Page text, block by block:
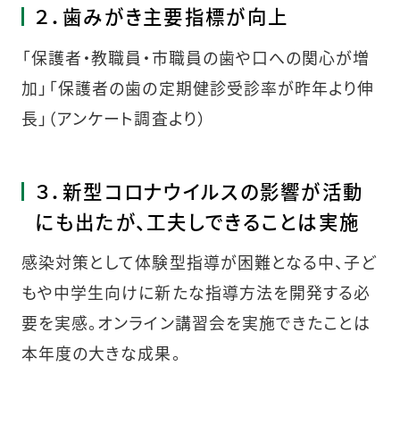
２．歯みがき主要指標が向上
「保護者・教職員・市職員の歯や口への関心が増
加」「保護者の歯の定期健診受診率が昨年より伸
長」（アンケート調査より）
３．新型コロナウイルスの影響が活動
にも出たが、工夫しできることは実施
感染対策として体験型指導が困難となる中、子ど
もや中学生向けに新たな指導方法を開発する必
要を実感。オンライン講習会を実施できたことは
本年度の大きな成果。